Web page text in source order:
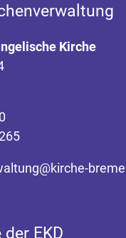
Kirche
EKD